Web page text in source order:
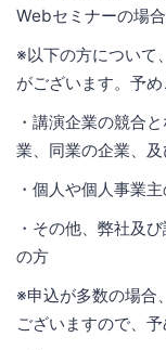
Webセミナーの場合
※以下の方について
がございます。予め
・講演企業の競合
業、同業の企業、
・個人や個人事業
・その他、弊社及
の方
※申込が多数の場合
ございますので、予